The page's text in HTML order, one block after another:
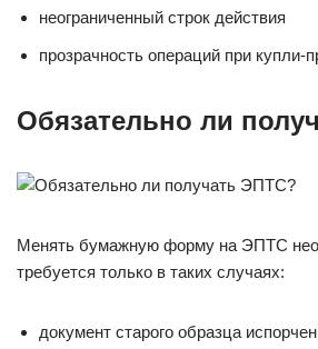
неограниченный строк действия
прозрачность операций при купли-
Обязательно ли
Менять бумажную форму на ЭПТС
требуется только в таких случаях:
документ старого образца